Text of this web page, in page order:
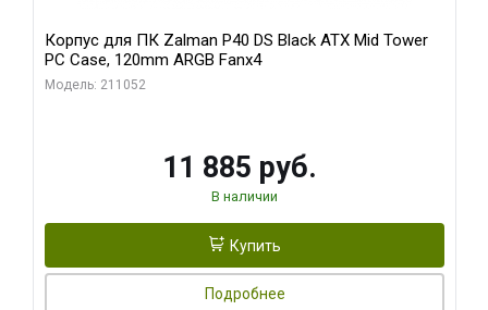
Корпус для ПК Zalman P40 DS Black ATX Mid Tower
PC Case, 120mm ARGB Fanx4
Модель: 211052
11 885 руб.
В наличии
Купить
Подробнее